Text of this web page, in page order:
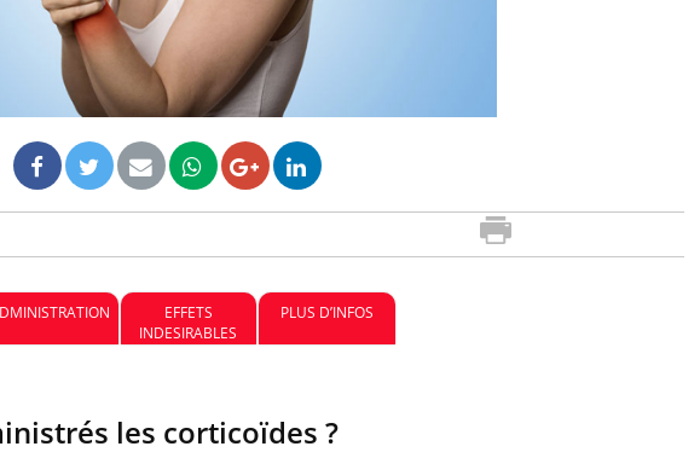
EFFETS
INDESIRABLES
PLUS D’INFOS
les corticoïdes ?
Cytomégalovirus : ce qui
change dans la prise en
charge des femmes
enceintes
de vos vacances ?